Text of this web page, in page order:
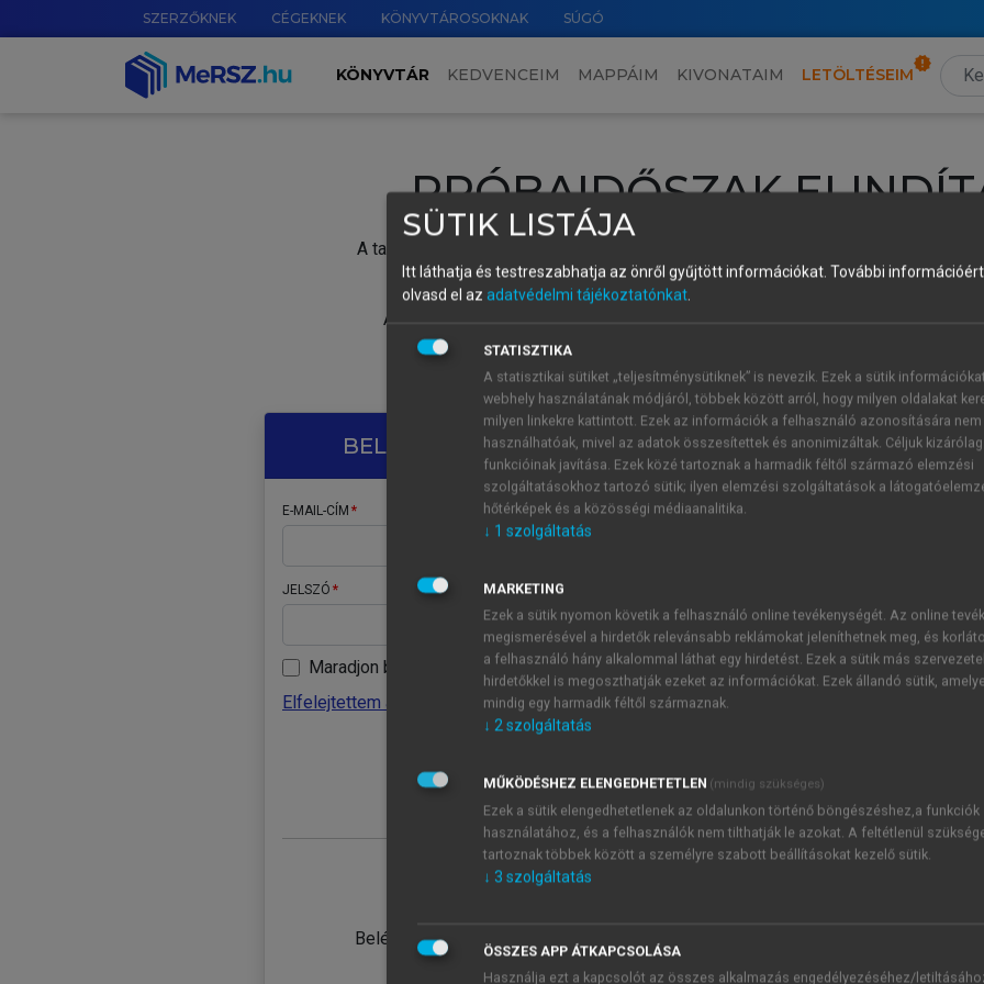
SZERZŐKNEK CÉGEKNEK KÖNYVTÁROSOKNAK SÚGÓ
KÖNYVTÁR KEDVENCEIM MAPPÁIM KIVONATAIM LETÖLTÉSEIM
PRÓBAIDŐSZAK
A tartalom megtekintéséhez lépj be a saját fiókoddal, iskolai azonosítóddal vagy
Új felhasználóként1 óra díjmentes hozzáférésrevagy
A próbaidőszak elindításához,
vagy hozz
A regisztráció után a
BELÉPÉS SAJÁT FIÓKKAL
E-MAIL-CÍM
JELSZÓ
Maradjon belépve
Elfelejtettem a jelszavamat
Belépés intézményi azonosítóval
ÚJ FIÓK
1 óra
JELSZÓ
Kérek értesítést a MeRSZ
Kérek értesítést az
SÜTIK LISTÁJA
Itt láthatja és testreszabhatja az önről gyűjtött információkat. További
olvasd el az adatvédelmi tájékoztatónkat.
STATISZTIKA
A statisztikai sütiket „teljesítménysütiknek” is nevezik. Ezek a sütik
webhely használatának módjáról, többek között arról, hogy milyen oldalakat
milyen linkekre kattintott. Ezek az információk a felhasználó azonosítására nem
használhatóak, mivel az adatok összesítettek és anonimizáltak. Céljuk
funkcióinak javítása. Ezek közé tartoznak a harmadik féltől származó elemzési
szolgáltatásokhoz tartozó sütik; ilyen elemzési szolgáltatások a
hőtérképek és a közösségi médiaanalitika.
↓ 1 szolgáltatás
MARKETING
Ezek a sütik nyomon követik a felhasználó online tevékenységét. Az online
megismerésével a hirdetők relevánsabb reklámokat jeleníthetnek meg, és
a felhasználó hány alkalommal láthat egy hirdetést. Ezek a sütik más
hirdetőkkel is megoszthatják ezeket az információkat. Ezek állandó sütik,
mindig egy harmadik féltől származnak.
↓ 2szolgáltatás
MŰKÖDÉSHEZ ELENGEDHETETLEN (mindig szükséges)
Ezek a sütik elengedhetetlenek az oldalunkon történő böngészéshez,a funkciók
használatához, és a felhasználók nem tilthatják le azokat. A feltétlenül
tartoznak többek között a személyre szabott beállításokat kezelő sütik.
↓ 3 szolgáltatás
ÖSSZES APP ÁTKAPCSOLÁSA
Használja ezt a kapcsolót az összes alkalmazás engedélyezéséhez/